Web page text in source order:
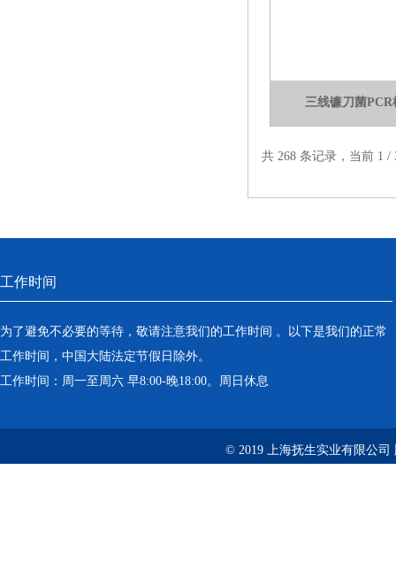
三线镰刀菌
共 268 条记录，当前
工作时间
为了避免不必要的等待，敬请注意我们的工作时间 。以下是我们的正常
工作时间，中国大陆法定节假日除外。
工作时间：周一至周六 早8:00-晚18:00。周日休息
© 2019 上海抚生实业有限公司